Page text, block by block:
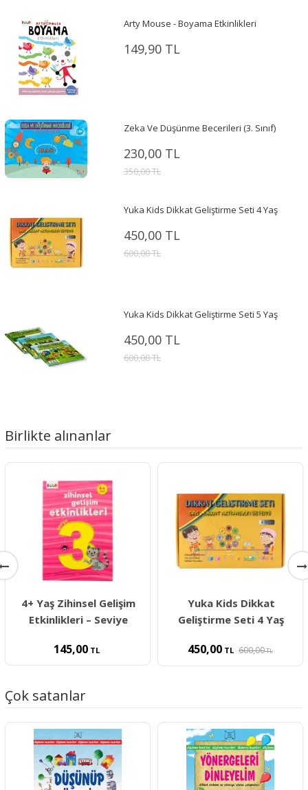
Arty Mouse - Boyama Etkinlikleri
149,90 TL
Zeka Ve Düşünme Becerileri (3. Sınıf)
230,00 TL
350,00 TL
Yuka Kids Dikkat Geliştirme Seti 4 Yaş
450,00 TL
600,00 TL
Yuka Kids Dikkat Geliştirme Seti 5 Yaş
450,00 TL
600,00 TL
Birlikte alınanlar
4+ Yaş Zihinsel Gelişim
Etkinlikleri – Seviye
145,00 TL
Yuka Kids Dikkat
Geliştirme Seti 4 Yaş
450,00 TL 600,00TL
Çok satanlar